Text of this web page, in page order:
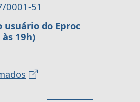
0001-51
do Eproc
19h)